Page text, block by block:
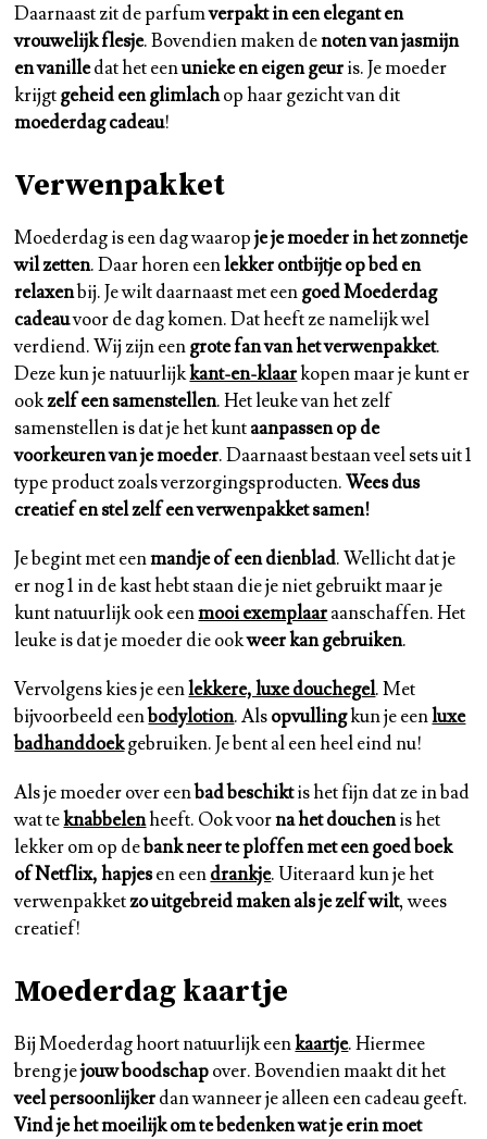
Daarnaast zit de parfumverpakt in een elegant en
vrouwelijk flesje. Bovendien maken denoten van jasmijn
en vanilledat het eenunieke en eigen geuris. Je moeder
krijgtgeheid een glimlachop haar gezicht van dit
moederdag cadeau!
Verwenpakket
Moederdag is een dag waaropje je moeder in het zonnetje
wil zetten. Daar horen eenlekker ontbijtje op bed en
relaxenbij. Je wilt daarnaast met eengoed Moederdag
cadeauvoor de dag komen. Dat heeft ze namelijk wel
verdiend. Wij zijn eengrote fan van het verwenpakket.
Deze kun je natuurlijkkant-en-klaarkopen maar je kunt er
ookzelf een samenstellen. Het leuke van het zelf
samenstellen is dat je het kuntaanpassen op de
voorkeuren van je moeder. Daarnaast bestaan veel sets uit 1
type product zoals verzorgingsproducten.Wees dus
creatief en stel zelf een verwenpakket samen!
Je begint met eenmandje of een dienblad. Wellicht dat je
er nog 1 in de kast hebt staan die je niet gebruikt maar je
kunt natuurlijk ook eenmooi exemplaaraanschaffen. Het
leuke is dat je moeder die ookweer kan gebruiken.
Vervolgens kies je eenlekkere, luxe douchegel. Met
bijvoorbeeld eenbodylotion. Alsopvullingkun je eenluxe
badhanddoekgebruiken. Je bent al een heel eind nu!
Als je moeder over eenbad beschiktis het fijn dat ze in bad
wat teknabbelenheeft. Ook voorna het douchenis het
lekker om op debank neer te ploffen met een goed boek
of Netflix, hapjesen eendrankje. Uiteraard kun je het
verwenpakketzo uitgebreid maken als je zelf wilt, wees
creatief!
Moederdag kaartje
Bij Moederdag hoort natuurlijk eenkaartje. Hiermee
breng jejouw boodschapover. Bovendien maakt dit het
veel persoonlijkerdan wanneer je alleen een cadeau geeft.
Vind je het moeilijk om te bedenken wat je erin moet